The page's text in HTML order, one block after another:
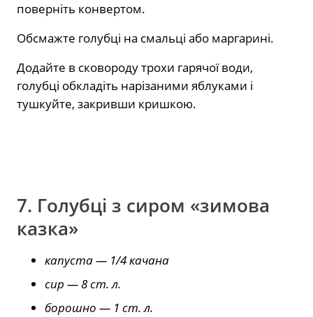
поверніть конвертом.
Обсмажте голубці на смальці або маргарині.
Додайте в сковороду трохи гарячої води,
голубці обкладіть нарізаними яблуками і
тушкуйте, закривши кришкою.
7. Голубці з сиром «зимова
казка»
капуста — 1/4 качана
сир — 8 ст. л.
борошно — 1 ст. л.